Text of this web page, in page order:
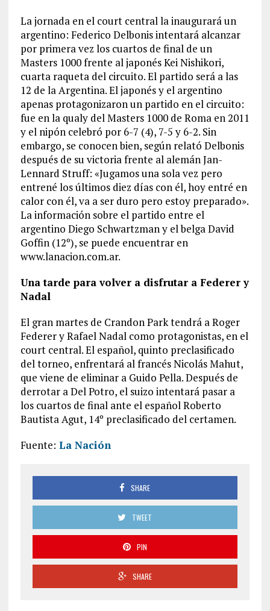
La jornada en el court central la inaugurará un
argentino: Federico Delbonis intentará alcanzar
por primera vez los cuartos de final de un
Masters 1000 frente al japonés Kei Nishikori,
cuarta raqueta del circuito. El partido será a las
12 de la Argentina. El japonés y el argentino
apenas protagonizaron un partido en el circuito:
fue en la qualy del Masters 1000 de Roma en 2011
y el nipón celebró por 6-7 (4), 7-5 y 6-2. Sin
embargo, se conocen bien, según relató Delbonis
después de su victoria frente al alemán Jan-
Lennard Struff: «Jugamos una sola vez pero
entrené los últimos diez días con él, hoy entré en
calor con él, va a ser duro pero estoy preparado».
La información sobre el partido entre el
argentino Diego Schwartzman y el belga David
Goffin (12º), se puede encuentrar en
www.lanacion.com.ar.
Una tarde para volver a disfrutar a Federer y
Nadal
El gran martes de Crandon Park tendrá a Roger
Federer y Rafael Nadal como protagonistas, en el
court central. El español, quinto preclasificado
del torneo, enfrentará al francés Nicolás Mahut,
que viene de eliminar a Guido Pella. Después de
derrotar a Del Potro, el suizo intentará pasar a
los cuartos de final ante el español Roberto
Bautista Agut, 14º preclasificado del certamen.
Fuente: La Nación
SHARE
TWEET
PIN
SHARE